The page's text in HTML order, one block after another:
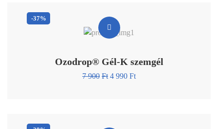
-37%
Ozodrop® Gél-K szemgél
7 900 Ft 4 990 Ft